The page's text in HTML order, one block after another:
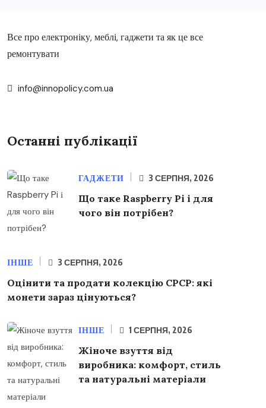
Все про електроніку, меблі, гаджети та як це все
ремонтувати
info@innopolicy.com.ua
Останні публікації
ГАДЖЕТИ 3 СЕРПНЯ, 2026
Що таке Raspberry Pi і для
чого він потрібен?
ІНШЕ 3 СЕРПНЯ, 2026
Оцінити та продати колекцію СРСР: які
монети зараз цінуються?
ІНШЕ 1 СЕРПНЯ, 2026
Жіноче взуття від
виробника: комфорт, стиль
та натуральні матеріали